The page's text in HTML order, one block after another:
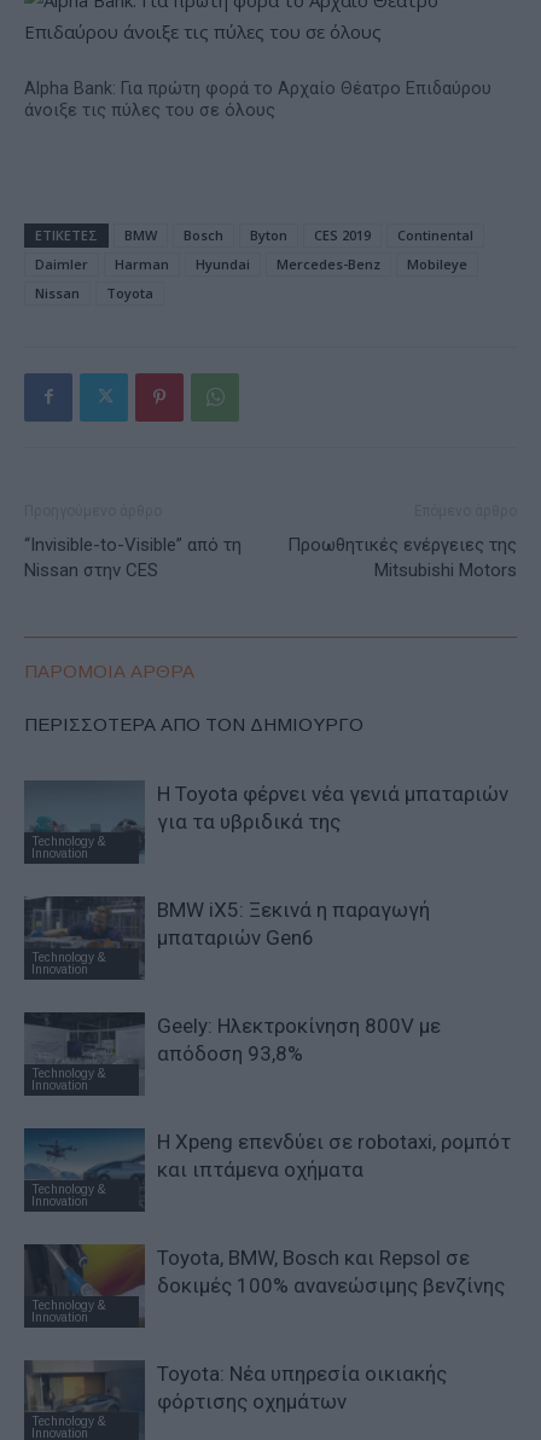
Alpha Bank: Για πρώτη φορά το Αρχαίο Θέατρο Επιδαύρου
άνοιξε τις πύλες του σε όλους
ΕΤΙΚΕΤΕΣ BMW Bosch Byton CES 2019
Continental
Daimler
Harman Hyundai Mercedes-Benz
Mobileye
Nissan
Toyota
“Invisible-to-Visible” από τη
Nissan στην CES
Προωθητικές ενέργειες της
Mitsubishi Motors
ΠΑΡΟΜΟΙΑ ΑΡΘΡΑ
ΠΕΡΙΣΣΟΤΕΡΑ ΑΠΟ ΤΟΝ ΔΗΜΙΟΥΡΓΟ
Technology &
Innovation
Η Toyota φέρνει νέα γενιά μπαταριών
για τα υβριδικά της
Technology &
Innovation
BMW iX5: Ξεκινά η παραγωγή
μπαταριών Gen6
Technology &
Innovation
Geely: Ηλεκτροκίνηση 800V με
απόδοση 93,8%
Technology &
Innovation
Η Xpeng επενδύει σε robotaxi, ρομπότ
και ιπτάμενα οχήματα
Technology &
Innovation
Toyota, BMW, Bosch και Repsol σε
δοκιμές 100% ανανεώσιμης βενζίνης
Technology &
Innovation
Toyota: Νέα υπηρεσία οικιακής
φόρτισης οχημάτων